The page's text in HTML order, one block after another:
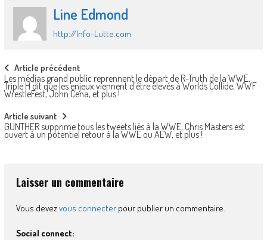
Line Edmond
http://Info-Lutte.com
Post
navigation
Article précédent
Les médias grand public reprennent le départ de R-Truth de la WWE,
Triple H dit que les enjeux viennent d’être élevés à Worlds Collide, WWF
WrestleFest, John Cena, et plus !
Article suivant
GUNTHER supprime tous les tweets liés à la WWE, Chris Masters est
ouvert à un potentiel retour à la WWE ou AEW, et plus !
Laisser un commentaire
Vous devezvous connecterpour publier un commentaire.
Social connect: